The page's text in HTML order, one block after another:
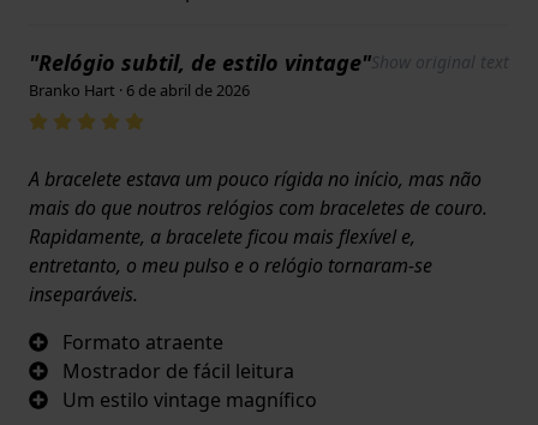
"Relógio subtil, de estilo vintage"Show original text
Branko Hart · 6 de abril de 2026
A bracelete estava um pouco rígida no início, mas não
mais do que noutros relógios com braceletes de couro.
Rapidamente, a bracelete ficou mais flexível e,
entretanto, o meu pulso e o relógio tornaram-se
inseparáveis.
Formato atraente
Mostrador de fácil leitura
Um estilo vintage magnífico